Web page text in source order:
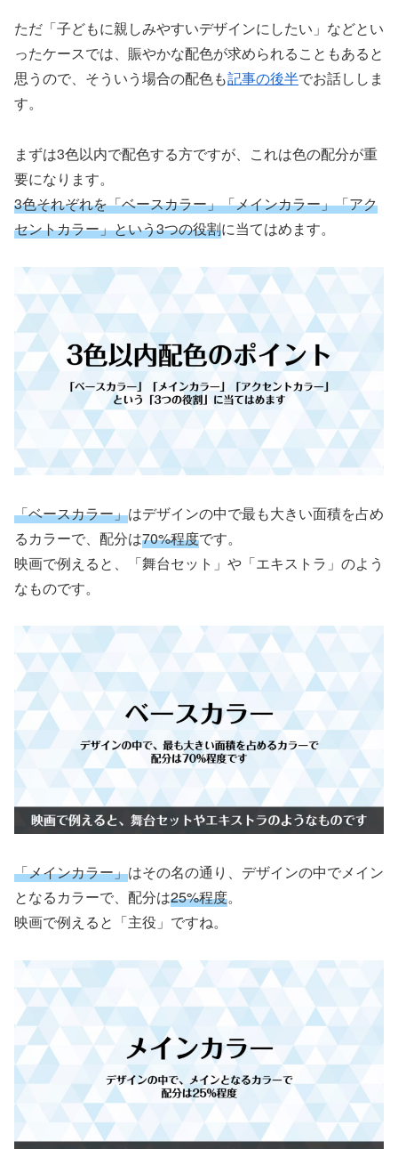
ただ「子どもに親しみやすいデザインにしたい」などとい
ったケースでは、賑やかな配色が求められることもあると
思うので、そういう場合の配色も記事の後半でお話ししま
す。
まずは3色以内で配色する方ですが、これは色の配分が重
要になります。
3色それぞれを「ベースカラー」「メインカラー」「アク
セントカラー」という3つの役割に当てはめます。
「ベースカラー」はデザインの中で最も大きい面積を占め
るカラーで、配分は70%程度です。
映画で例えると、「舞台セット」や「エキストラ」のよう
なものです。
「メインカラー」はその名の通り、デザインの中でメイン
となるカラーで、配分は25%程度。
映画で例えると「主役」ですね。